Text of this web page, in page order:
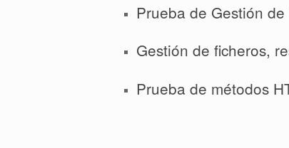
Prueba de Gestión
Gestión de ficheros,
Prueba de métodos